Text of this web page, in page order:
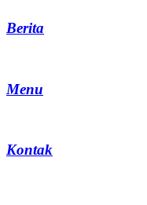
Berita
Menu
Kontak